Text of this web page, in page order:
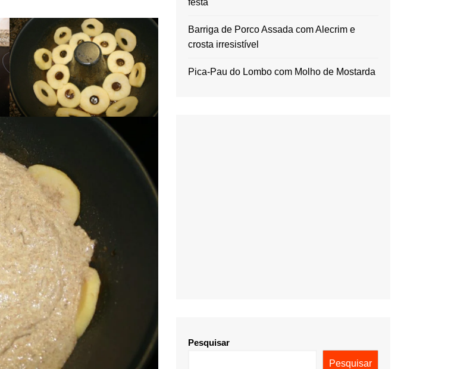
festa
Barriga de Porco Assada com Alecrim e
crosta irresistível
Pica-Pau do Lombo com Molho de Mostarda
Pesquisar
Pesquisar